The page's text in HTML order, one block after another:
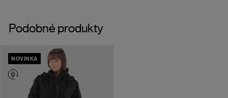
Podobné produkty
NOVINKA